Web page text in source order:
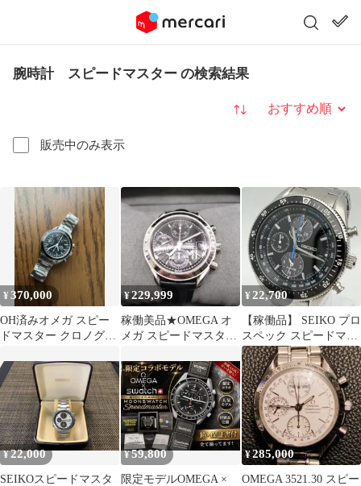
腕時計 スピードマスター の検索結果
販売中のみ表示
並び替え
¥370,000
OH済みオメガ スピー
ドマスター クロノグラ
ズ
¥229,999
稼働美品★OMEGA オ
メガ スピードマスター
ト メンズ
¥22,700
【稼働品】 SEIKO プロ
スペック スピードマス
ター クロノグラフ 腕時
計
¥22,000
SEIKOスピードマスタ
¥59,800
限定モデルOMEGA ×
¥285,000
OMEGA 3521.30 スピー